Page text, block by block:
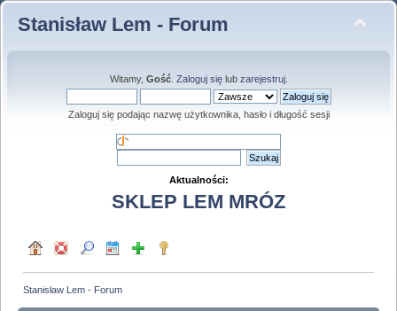
Stanisław Lem - Forum
Witamy, Gość. Zaloguj sięlub zarejestruj.
Zaloguj się podając nazwę użytkownika, hasło i długość sesji
Aktualności:
SKLEP LEM MRÓZ
Stanisław Lem - Forum